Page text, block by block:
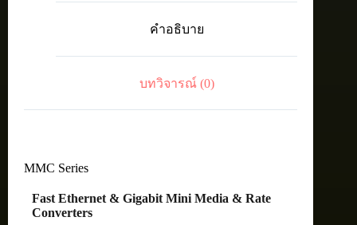
10/100/1000T
Rate
คำอธิบาย
บทวิจารณ์ (0)
MMC Series
Fast Ethernet & Gigabit Mini Media & Rate
Converters